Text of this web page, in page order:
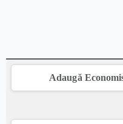
Adaugă